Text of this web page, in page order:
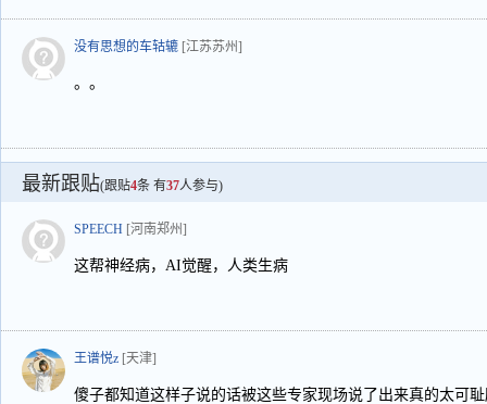
没有思想的车轱辘 [江苏苏州]
。。
最新跟贴(跟贴4条 有37人参与)
SPEECH [河南郑州]
这帮神经病，AI觉醒，人类生病
王谱悦z [天津]
傻子都知道这样子说的话被这些专家现场说了出来真的太可